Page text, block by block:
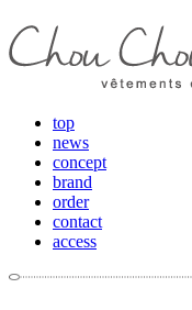
top
news
concept
brand
order
contact
access